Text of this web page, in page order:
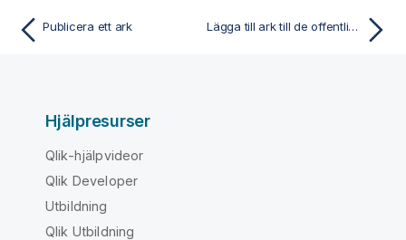
Publicera ett ark Lägga till ark till de offentliga arken i en app
Hjälpresurser
Qlik-hjälpvideor
Qlik Developer
Utbildning
Qlik Utbildning